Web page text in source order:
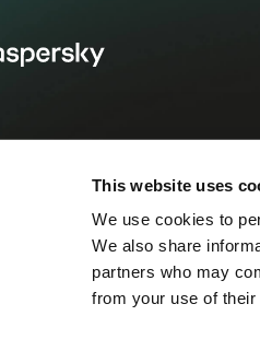
This website uses
We use cookies to
We also share
partners who may
from your use of